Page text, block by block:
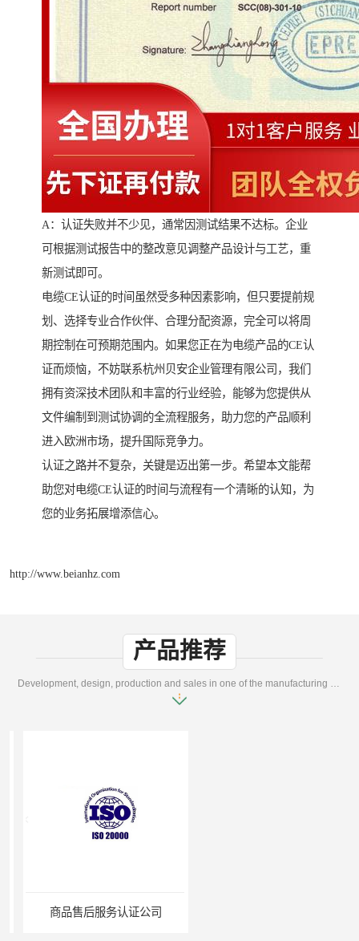
A：认证失败并不少见，通常因测试结果不达标。企业
可根据测试报告中的整改意见调整产品设计与工艺，重
新测试即可。
电缆CE认证的时间虽然受多种因素影响，但只要提前规
划、选择专业合作伙伴、合理分配资源，完全可以将周
期控制在可预期范围内。如果您正在为电缆产品的CE认
证而烦恼，不妨联系杭州贝安企业管理有限公司，我们
拥有资深技术团队和丰富的行业经验，能够为您提供从
文件编制到测试协调的全流程服务，助力您的产品顺利
进入欧洲市场，提升国际竞争力。
认证之路并不复杂，关键是迈出第一步。希望本文能帮
助您对电缆CE认证的时间与流程有一个清晰的认知，为
您的业务拓展增添信心。
http://www.beianhz.com
产品推荐
商品售后服务认证公司